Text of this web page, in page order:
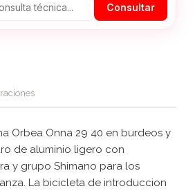
Consultar
Orbea Onna 29 40 en burdeos y
de aluminio ligero con
y grupo Shimano para los
La bicicleta de introduccion